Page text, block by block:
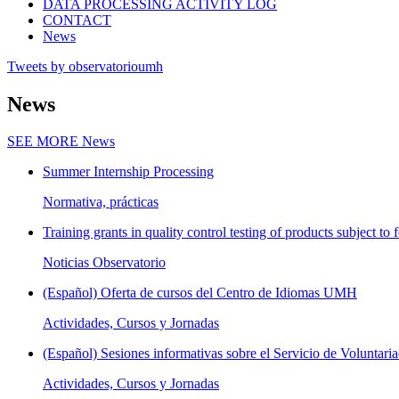
DATA PROCESSING ACTIVITY LOG
CONTACT
News
Tweets by observatorioumh
News
SEE MORE News
Summer Internship Processing
Normativa, prácticas
Training grants in quality control testing of products subject to
Noticias Observatorio
(Español) Oferta de cursos del Centro de Idiomas UMH
Actividades, Cursos y Jornadas
(Español) Sesiones informativas sobre el Servicio de
Actividades, Cursos y Jornadas